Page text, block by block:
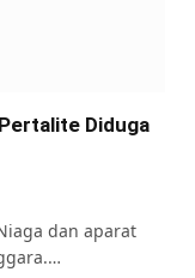
Diduga
dan aparat